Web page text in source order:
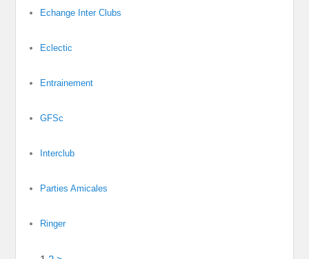
Echange Inter Clubs
Eclectic
Entrainement
GFSc
Interclub
Parties Amicales
Ringer